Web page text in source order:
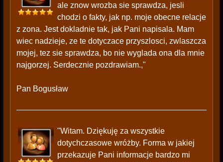
ale znow wrozba sie sprawdza, jesli
chodzi o fakty, jak np. moje obecne relacje
z zona. Jest dokladnie tak, jak Pani napisala. Mam
wiec nadzieje, ze te dotyczace przyszlosci, zwlaszcza
mojej, tez sie sprawdza, bo nie wyglada ona dla mnie
najgorzej. Serdecznie pozdrawiam.,"
Pan Bogusław
"Witam. Dziękuję za wszystkie
dotychczasowe wróżby. Forma w jakiej
przekazuje Pani informacje bardzo mi